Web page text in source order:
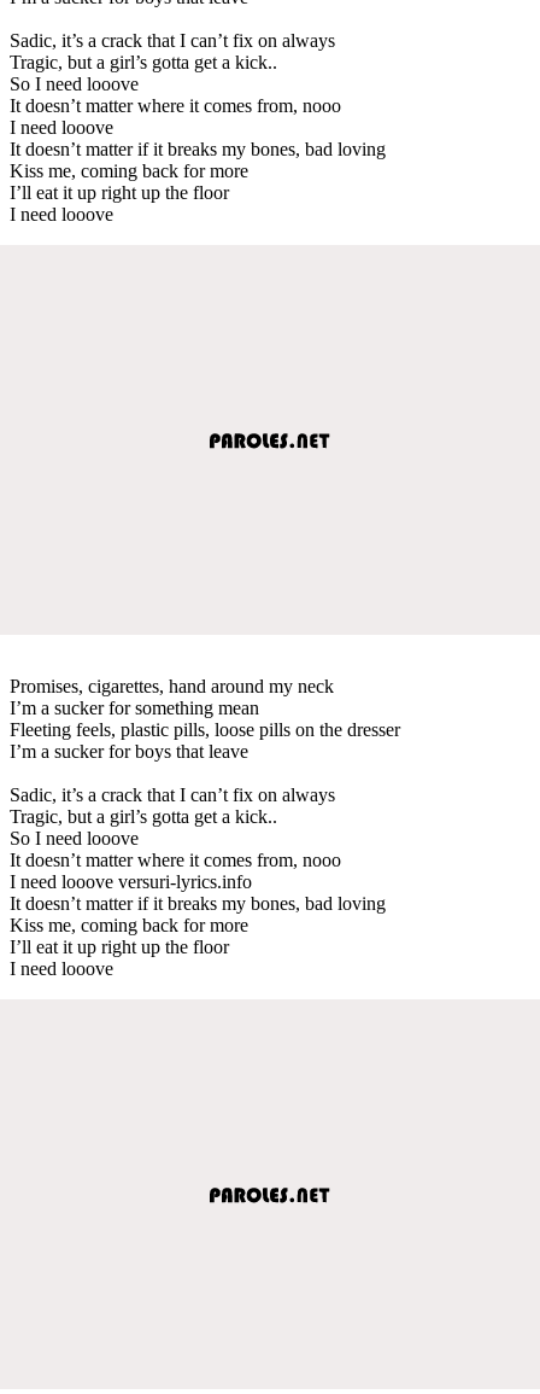
Sadic, it’s a crack that I can’t fix on always
Tragic, but a girl’s gotta get a kick..
So I need looove
It doesn’t matter where it comes from, nooo
I need looove
It doesn’t matter if it breaks my bones, bad loving
Kiss me, coming back for more
I’ll eat it up right up the floor
I need looove
Promises, cigarettes, hand around my neck
I’m a sucker for something mean
Fleeting feels, plastic pills, loose pills on the dresser
I’m a sucker for boys that leave
Sadic, it’s a crack that I can’t fix on always
Tragic, but a girl’s gotta get a kick..
So I need looove
It doesn’t matter where it comes from, nooo
I need looove versuri-lyrics.info
It doesn’t matter if it breaks my bones, bad loving
Kiss me, coming back for more
I’ll eat it up right up the floor
I need looove